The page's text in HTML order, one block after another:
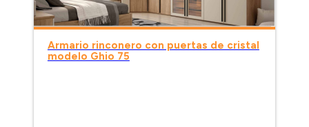
Armario rinconero con puertas de cristal
modelo Ghio 75